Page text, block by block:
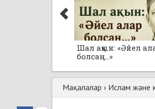
Шал ақын: «Әйел
болсаң...»
Мақалалар › Ислам және